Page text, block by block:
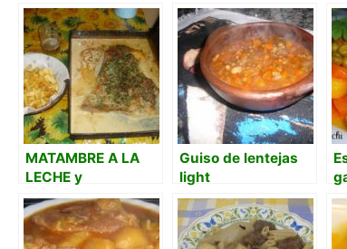
MATAMBRE A LA
LECHE y
PROVENZAL
Guiso de lentejas
light